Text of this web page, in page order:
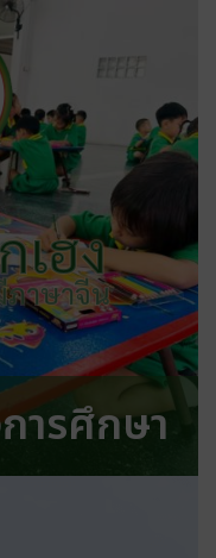
เฮง
ภาษาจีน
ารศึกษา